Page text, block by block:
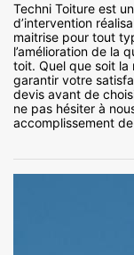
Techni Toiture est
d’intervention
maitrise pour tout
l’amélioration de la
toit. Quel que soit
garantir votre
devis avant de
ne pas hésiter à
accomplissement